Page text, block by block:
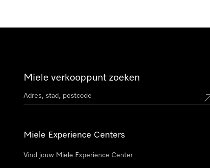
Miele verkooppunt zoeken
Miele Experience Centers
Vind jouw Miele Experience Center